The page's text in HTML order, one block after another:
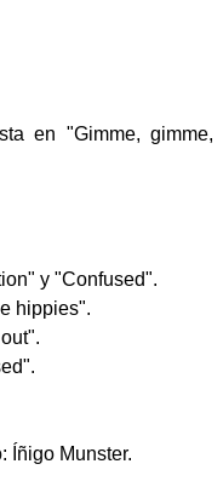
en "Gimme, gimme,
y "Confused".
hippies".
Íñigo Munster.